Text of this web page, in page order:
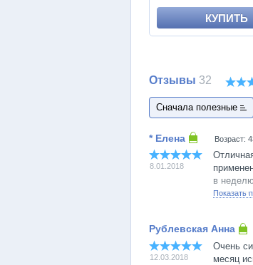
КУПИТЬ
Отзывы 32
Сначала полезные
Возраст:
8.01.2018
в
очень
можно
Показать
12.03.2018
Очень
месяц